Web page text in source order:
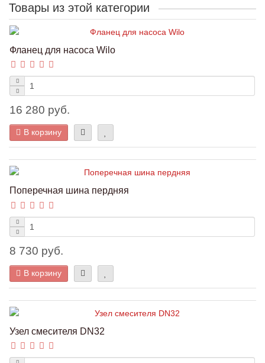
Товары из этой категории
Фланец для насоса Wilo
16 280 руб.
В корзину
Поперечная шина пердняя
8 730 руб.
В корзину
Узел смесителя DN32